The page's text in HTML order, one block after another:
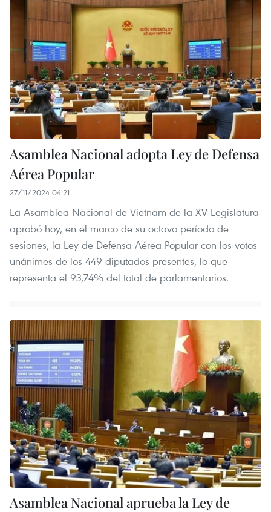
Asamblea Nacional adopta Ley de Defensa
Aérea Popular
27/11/2024 04:21
La Asamblea Nacional de Vietnam de la XV Legislatura
aprobó hoy, en el marco de su octavo período de
sesiones, la Ley de Defensa Aérea Popular con los votos
unánimes de los 449 diputados presentes, lo que
representa el 93,74% del total de parlamentarios.
Asamblea Nacional aprueba la Ley de